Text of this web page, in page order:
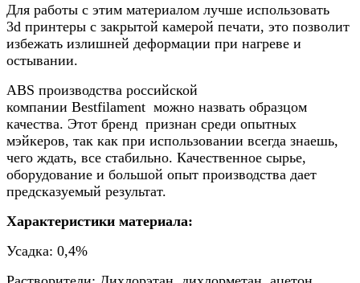
Для работы с этим материалом лучше использовать
3d принтеры с закрытой камерой печати, это позволит
избежать излишней деформации при нагреве и
остывании.
ABS производства российской
компании Bestfilament можно назвать образцом
качества. Этот бренд признан среди опытных
мэйкеров, так как при использовании всегда знаешь,
чего ждать, все стабильно. Качественное сырье,
оборудование и большой опыт производства дает
предсказуемый результат.
Характеристики материала:
Усадка: 0,4%